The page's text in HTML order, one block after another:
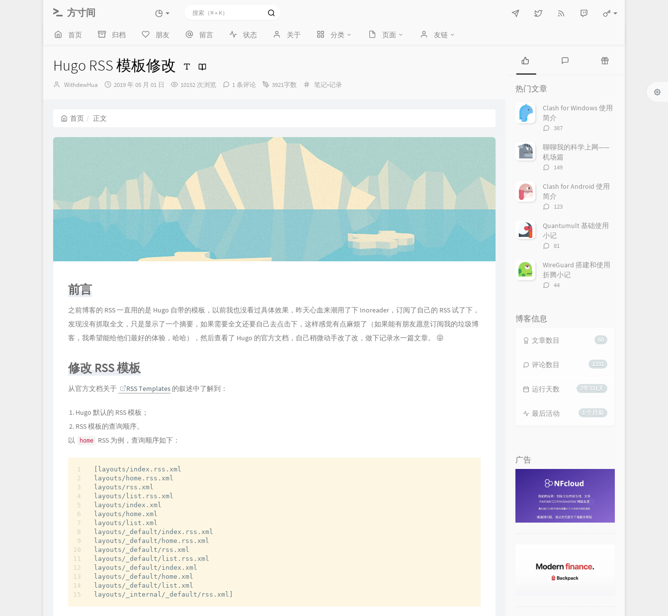
方寸间
首页 归档 朋友 留言 状态 关于 分类 页面 友链
Hugo RSS 模板修改
博
WithdewHua
发
2019 年 05 月 01 日 10152 次浏览 1 条评论 3921字数
分
笔记•记录
首页 正文
前言
之前博客的 RSS 一直用的是 Hugo 自带的模板，以前我也没看过具体效果，昨天心血来潮用了下 Inoreader，订阅了自己的 RSS 试了下，
发现没有抓取全文，只是显示了一个摘要，如果需要全文还要自己去点击下，这样感觉有点麻烦了（如果能有朋友愿意订阅我的垃圾博
客，我希望能给他们最好的体验，哈哈），然后查看了 Hugo 的官方文档，自己稍微动手改了改，做下记录水一篇文章。 😝
修改 RSS 模板
从官方文档关于 RSS Templates 的叙述中了解到：
Hugo 默认的 RSS 模板；
RSS 模板的查询顺序。
以
home RSS 为例，查询顺序如下：
[layouts/index.rss.xml
layouts/ home.rss.xml
layouts/ rss.xml
layouts/ list.rss.xml
layouts/index.xml
layouts/ home.xml
layouts/ list.xml
layouts/ _default/index.rss.xml
layouts/ _default/ home.rss.xml
layouts/ _default/ rss.xml
layouts/ _default/ list.rss.xml
layouts/ _default/index.xml
layouts/ _default/ home.xml
layouts/ _default/ list.xml
layouts/ _internal/ _default/
热
门
文
章
论
章
热门文章
Clash for Windows 使用
简介
评
数：
387
聊聊我的科学上网——
机场篇
评
数：
149
Clash for Android 使用
简介
评
数：
123
Quantumult 基础使用
小记
评
数：
81
WireGuard 搭建和使用
折腾小记
评
44
博客信息
60
文章数目
1331
评论数目
7年331天
运行天数
1 个月前
最后活动
广告